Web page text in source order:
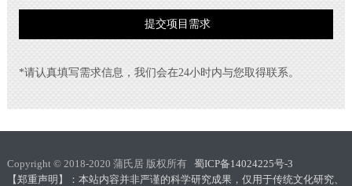
*请认真填写需求信息，我们会在24小时内与您取得联系。
Copyright © 2018-2020 蒲氏居 版权所有 蜀ICP备14024225号-3
【郑重声明】：本站内容并非严谨的科学研究成果，仅用于传统文化研究、